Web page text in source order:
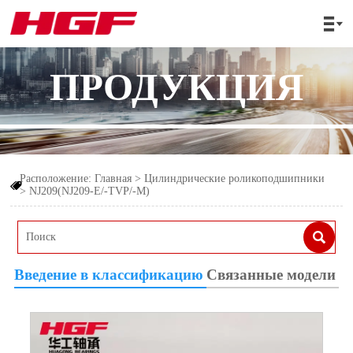

ПРОДУКЦИЯ

Расположение:Главная >Цилиндрические роликоподшипники
>NJ209(NJ209-E/-TVP/-M)

Введение в классификацию Связанные модели